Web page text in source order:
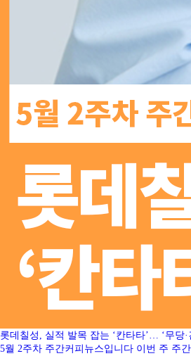
롯데칠성, 실적 발목 잡는 ‘칸타타’… ‘무당
5월 2주차 주간커피뉴스입니다 이번 주 주